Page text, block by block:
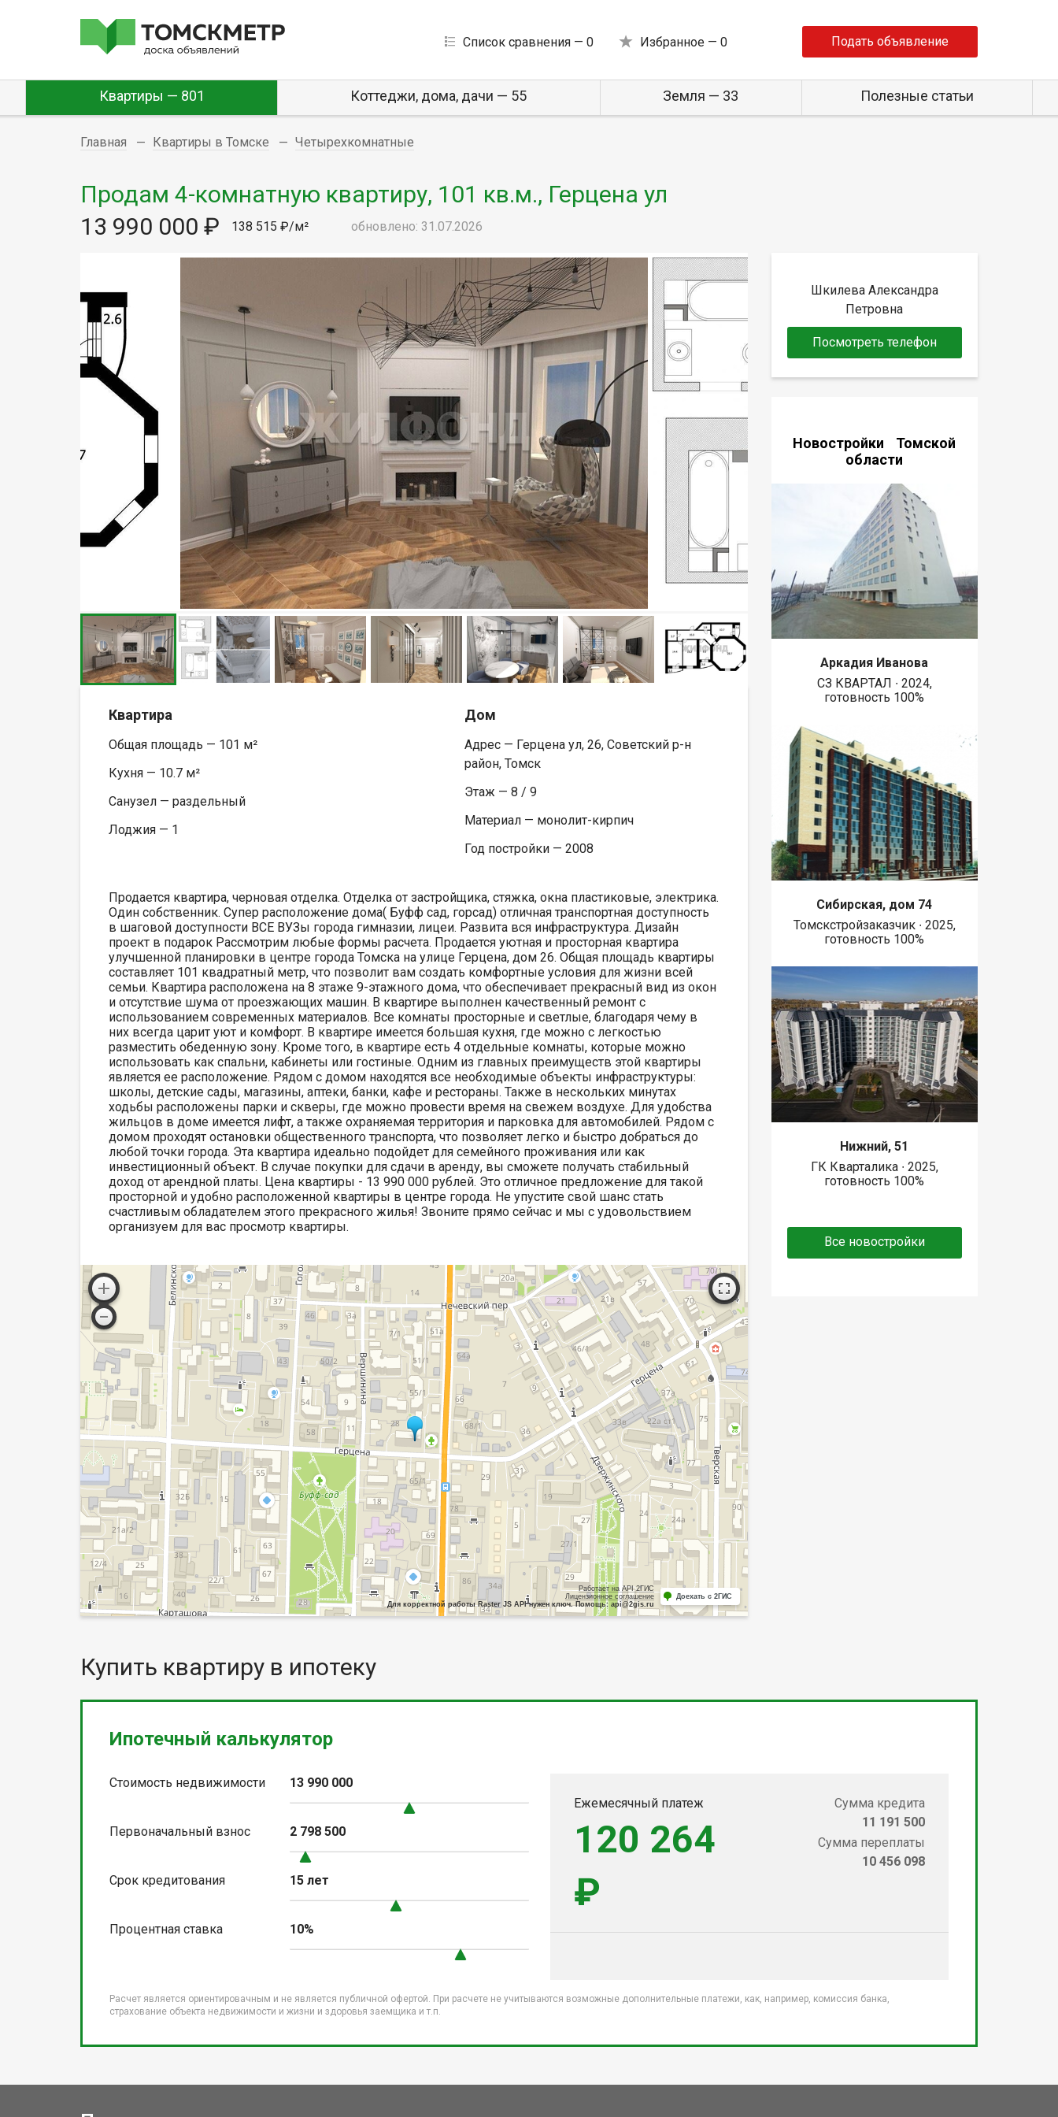
Список сравнения — 0 Избранное — 0 Подать объявление
Квартиры — 801 Коттеджи, дома, дачи — 55 Земля — 33 Полезные статьи
Главная Квартиры в Томске Четырехкомнатные
Продам 4-комнатную квартиру, 101 кв.м., Герцена ул
13 990 000 ₽
138 515 ₽/м² обновлено: 31.07.2026
Квартира
Общая площадь — 101 м²
Кухня — 10.7 м²
Санузел — раздельный
Лоджия — 1
Дом
Адрес — Герцена ул, 26, Советский р-н
район, Томск
Этаж — 8 / 9
Материал — монолит-кирпич
Год постройки — 2008
Продается квартира, черновая отделка. Отделка от застройщика, стяжка, окна пластиковые, электрика.
Один собственник. Супер расположение дома( Буфф сад, горсад) отличная транспортная доступность
в шаговой доступности ВСЕ ВУЗы города гимназии, лицеи. Развита вся инфраструктура. Дизайн
проект в подарок Рассмотрим любые формы расчета. Продается уютная и просторная квартира
улучшенной планировки в центре города Томска на улице Герцена, дом 26. Общая площадь квартиры
составляет 101 квадратный метр, что позволит вам создать комфортные условия для жизни всей
семьи. Квартира расположена на 8 этаже 9-этажного дома, что обеспечивает прекрасный вид из окон
и отсутствие шума от проезжающих машин. В квартире выполнен качественный ремонт с
использованием современных материалов. Все комнаты просторные и светлые, благодаря чему в
них всегда царит уют и комфорт. В квартире имеется большая кухня, где можно с легкостью
разместить обеденную зону. Кроме того, в квартире есть 4 отдельные комнаты, которые можно
использовать как спальни, кабинеты или гостиные. Одним из главных преимуществ этой квартиры
является ее расположение. Рядом с домом находятся все необходимые объекты инфраструктуры:
школы, детские сады, магазины, аптеки, банки, кафе и рестораны. Также в нескольких минутах
ходьбы расположены парки и скверы, где можно провести время на свежем воздухе. Для удобства
жильцов в доме имеется лифт, а также охраняемая территория и парковка для автомобилей. Рядом с
домом проходят остановки общественного транспорта, что позволяет легко и быстро добраться до
любой точки города. Эта квартира идеально подойдет для семейного проживания или как
инвестиционный объект. В случае покупки для сдачи в аренду, вы сможете получать стабильный
доход от арендной платы. Цена квартиры - 13 990 000 рублей. Это отличное предложение для такой
просторной и удобно расположенной квартиры в центре города. Не упустите свой шанс стать
счастливым обладателем этого прекрасного жилья! Звоните прямо сейчас и мы с удовольствием
организуем для вас просмотр квартиры.
Работает на API 2ГИС
Лицензионное соглашение
Для корректной работы Raster JS API нужен ключ. Помощь: api@2gis.ru
Доехать с 2ГИС
Шкилева Александра
Петровна
Посмотреть телефон
Новостройки Томской
области
Аркадия Иванова
СЗ КВАРТАЛ ∙ 2024,
готовность 100%
Сибирская, дом 74
Томскстройзаказчик ∙ 2025,
готовность 100%
Нижний, 51
ГК Кварталика ∙ 2025,
готовность 100%
Все новостройки
Купить квартиру в ипотеку
Ипотечный калькулятор
Стоимость недвижимости 13 990 000
Первоначальный взнос 2 798 500
Срок кредитования 15 лет
Процентная ставка 10%
Ежемесячный платеж
120 264
₽
Сумма кредита
11 191 500
Сумма переплаты
10 456 098
Расчет является ориентировачным и не является публичной офертой. При расчете не учитываются возможные дополнительные платежи, как, например, комиссия банка,
страхование объекта недвижимости и жизни и здоровья заемщика и т.п.